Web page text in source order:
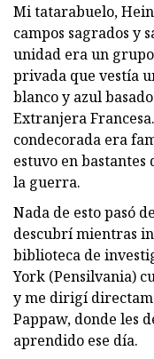
Mi tatarabuelo,
campos sagrados y
unidad era un
privada que vestía
blanco y azul
Extranjera
condecorada era
estuvo en
la guerra.
Nada de esto pasó
descubrí mientras
biblioteca de
York (Pensilvania)
y me dirigí
Pappaw, donde les
aprendido ese día.